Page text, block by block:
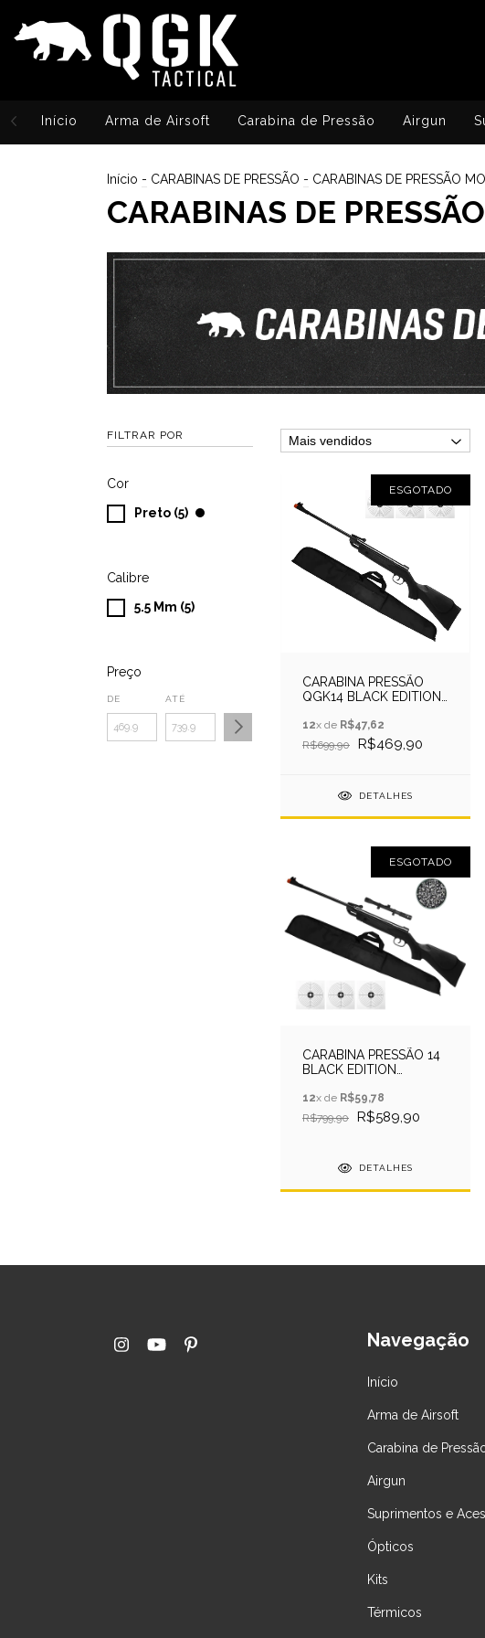
Início Arma de Airsoft Carabina de Pressão Airgun
Início - CARABINAS DE PRESSÃO - CARABINAS DE PRESSÃO
CARABINAS DE
FILTRAR POR
Cor
Preto (5)
Calibre
5.5 Mm (5)
Preço
DE ATÉ
ESGOTADO
CARABINA PRESSÃO
QGK14 BLACK EDITION
12x de R$47,62
R$699,90
R$469,90
DETALHES
ESGOTADO
CARABINA PRESSÃO 14
BLACK EDITION
12x de R$59,78
R$799,90
R$589,90
DETALHES
Navegação
Início
Arma de Airsoft
Carabina de
Airgun
Suprimentos e
Ópticos
Kits
Térmicos